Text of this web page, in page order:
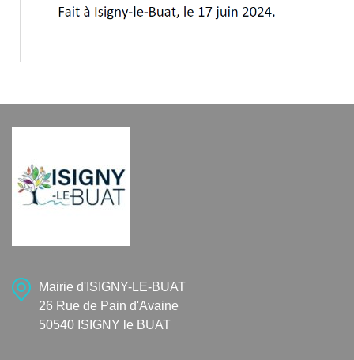
Mairie d'ISIGNY-LE-BUAT
26 Rue de Pain d'Avaine
50540 ISIGNY le BUAT